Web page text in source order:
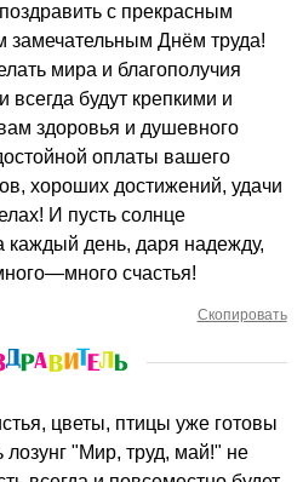
с прекрасным
замечательным Днём труда!
мира и благополучия
будут крепкими и
здоровья и душевного
оплаты вашего
хороших достижений, удачи
И пусть солнце
каждый день, даря надежду,
счастья!
Скопировать
лозунг "Мир, труд, май!" не